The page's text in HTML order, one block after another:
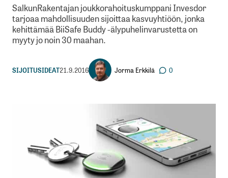
SalkunRakentajan joukkorahoituskumppani Invesdor
tarjoaa mahdollisuuden sijoittaa kasvuyhtiöön, jonka
kehittämää BiiSafe Buddy -älypuhelinvarustetta on
myyty jo noin 30 maahan.
SIJOITUSIDEAT21.9.2016 Jorma Erkkilä 0